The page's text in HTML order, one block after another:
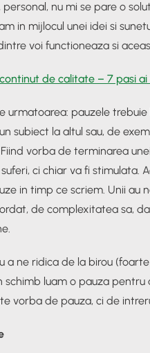
nu mi se pare o
in mijlocul unei idei si
voi functioneaza si
de calitate – 7 pasi
urmatoarea: pauzele
subiect la altul sau, de
vorba de terminarea
ci chiar va fi stimulata.
in timp ce scriem. Unii au
de complexitatea sa,
a ne ridica de la birou
schimb luam o pauza
vorba de pauza, ci de